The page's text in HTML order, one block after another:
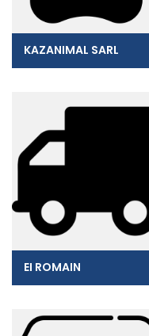
KAZANIMAL SARL
EI ROMAIN